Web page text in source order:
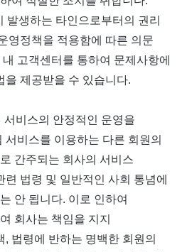
발생하는 타인으로부터의 권리
영정책을 적용함에 따른 의문
고객센터를 통하여 문제사항에
을 제공받을 수 있습니다.
서비스의 안정적인 운영을
서비스를 이용하는 다른 회원의
간주되는 회사의 서비스
련 법령 및 일반적인 사회 통념에
안 됩니다. 이로 인하여
회사는 책임을 지지
, 법령에 반하는 명백한 회원의